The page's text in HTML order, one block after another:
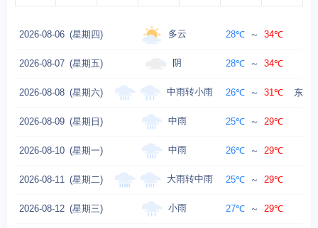
2026-08-06 (星期四) 多云 28℃ ～ 34℃
2026-08-07 (星期五) 阴 28℃ ～ 34℃
2026-08-08 (星期六) 中雨转小雨 26℃ ～ 31℃ 东北
2026-08-09 (星期日) 中雨 25℃ ～ 29℃
2026-08-10 (星期一) 中雨 26℃ ～ 29℃
2026-08-11 (星期二) 大雨转中雨 25℃ ～ 29℃
2026-08-12 (星期三) 小雨 27℃ ～ 29℃